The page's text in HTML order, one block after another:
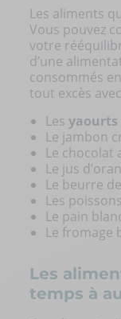
Les aliments
Vous pouvez
votre
d’une
consommés
tout excès
Lesyaourts
Le jambon
Le chocolat
Le jus
Le beurre
Les
Le pain
Le fromage
Les
temps à